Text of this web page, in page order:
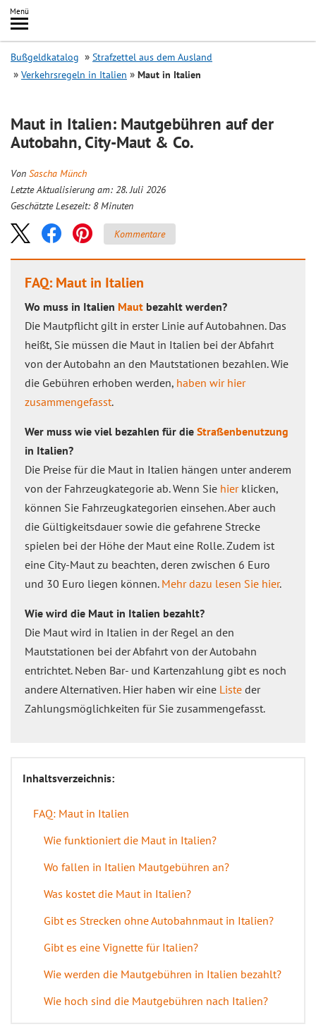
Inhalt
springen
Menü
Search
Bußgeldkatalog
Strafzettel aus dem Ausland
Verkehrsregeln in Italien
Maut in Italien
Maut in Italien: Mautgebühren auf der
Autobahn, City-Maut & Co.
Von Sascha Münch
Letzte Aktualisierung am: 28. Juli 2026
Geschätzte Lesezeit: 8 Minuten
Kommentare
FAQ: Maut in Italien
Wo muss in Italien Maut bezahlt werden?
Die Mautpflicht gilt in erster Linie auf Autobahnen. Das
heißt, Sie müssen die Maut in Italien bei der Abfahrt
von der Autobahn an den Mautstationen bezahlen. Wie
die Gebühren erhoben werden, haben wir hier
zusammengefasst.
Wer muss wie viel bezahlen für die Straßenbenutzung
in Italien?
Die Preise für die Maut in Italien hängen unter anderem
von der Fahrzeugkategorie ab. Wenn Sie hierklicken,
können Sie Fahrzeugkategorien einsehen. Aber auch
die Gültigkeitsdauer sowie die gefahrene Strecke
spielen bei der Höhe der Maut eine Rolle. Zudem ist
eine City-Maut zu beachten, deren zwischen 6 Euro
und 30 Euro liegen können. Mehr dazu lesen Sie hier.
Wie wird die Maut in Italien bezahlt?
Die Maut wird in Italien in der Regel an den
Mautstationen bei der Abfahrt von der Autobahn
entrichtet. Neben Bar- und Kartenzahlung gibt es noch
andere Alternativen. Hier haben wir eine Liste der
Zahlungsmöglichkeiten für Sie zusammengefasst.
Inhaltsverzeichnis:
FAQ: Maut in Italien
Wie funktioniert die Maut in Italien?
Wo fallen in Italien Mautgebühren an?
Was kostet die Maut in Italien?
Gibt es Strecken ohne Autobahnmaut in Italien?
Gibt es eine Vignette für Italien?
Wie werden die Mautgebühren in Italien bezahlt?
Wie hoch sind die Mautgebühren nach Italien?